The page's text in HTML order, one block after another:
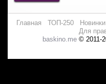
Главная ТОП-250 Новинки
Для
baskino.me© 2011-